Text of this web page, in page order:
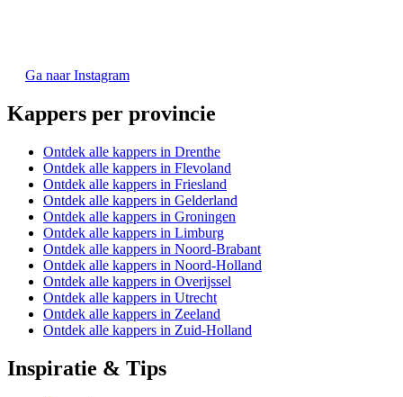
Ga naar Instagram
Kappers per provincie
Ontdek alle kappers in Drenthe
Ontdek alle kappers in Flevoland
Ontdek alle kappers in Friesland
Ontdek alle kappers in Gelderland
Ontdek alle kappers in Groningen
Ontdek alle kappers in Limburg
Ontdek alle kappers in Noord-Brabant
Ontdek alle kappers in Noord-Holland
Ontdek alle kappers in Overijssel
Ontdek alle kappers in Utrecht
Ontdek alle kappers in Zeeland
Ontdek alle kappers in Zuid-Holland
Inspiratie & Tips